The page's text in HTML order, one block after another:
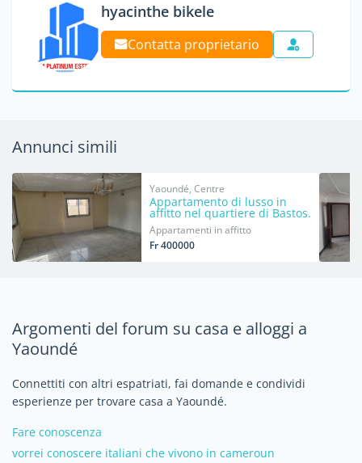
hyacinthe bikele
Contatta proprietario
Annunci simili
Yaoundé, Centre
Appartamento di lusso in
affitto nel quartiere di Bastos.
Appartamenti in affitto
Fr 400000
Argomenti del forum su casa e alloggi a
Yaoundé
Connettiti con altri espatriati, fai domande e condividi
esperienze per trovare casa a Yaoundé.
Fare conoscenza
vorrei conoscere italiani che vivono in cameroun